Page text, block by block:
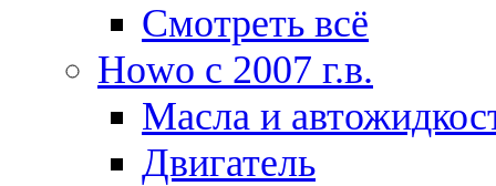
Смотреть всё
Howo c 2007 г.в.
Масла и
Двигатель